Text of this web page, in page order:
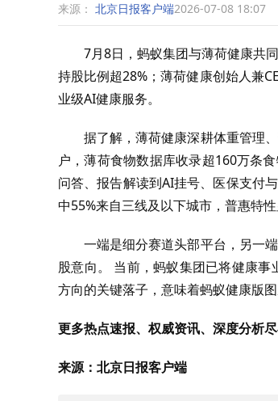
来源： 北京日报客户端2026-07-08 18:07
7月8日，蚂蚁集团与薄荷健康共
持股比例超28%；薄荷健康创始人兼
业级AI健康服务。
据了解，薄荷健康深耕体重管理
户，薄荷食物数据库收录超160万条
问答、报告解读到AI挂号、医保支付
中55%来自三线及以下城市，普惠特性
一端是细分赛道头部平台，另一
股意向。 当前，蚂蚁集团已将健康
方向的关键落子，意味着蚂蚁健康版
更多热点速报、权威资讯、深度分析
来源：北京日报客户端